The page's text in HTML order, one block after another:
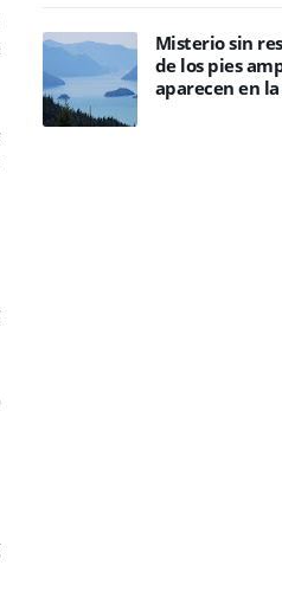
Misterio sin
de los pies
aparecen en